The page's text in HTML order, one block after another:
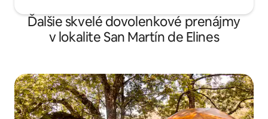
Ďalšie skvelé dovolenkové prenájmy
v lokalite San Martín de Elines